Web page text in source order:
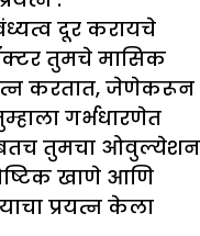
दूर करायचे
तुमचे मासिक
करतात, जेणेकरून
गर्भधारणेत
तुमचा ओवुल्येशन
खाणे आणि
प्रयत्न केला